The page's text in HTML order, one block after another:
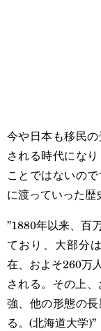
今や日本も移民
される時代にな
ことではないの
に渡っていった歴
”1880年以来、百
ており、大部分
在、およそ260万
される。その上
強、他の形態の
る。(北海道大学)”